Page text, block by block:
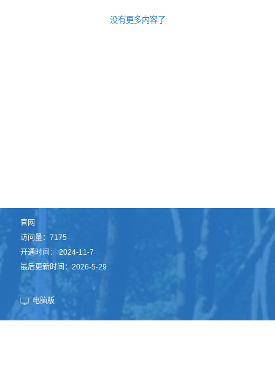
没有更多内容了
官网
访问量：7175
开通时间：2024-11-7
最后更新时间：2026-5-29
电脑版